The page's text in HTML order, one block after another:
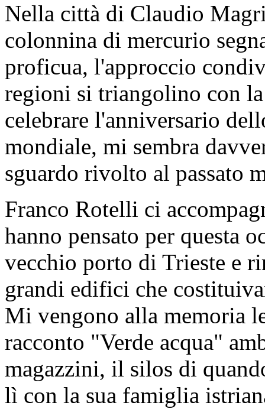
Nella città di Claudio
colonnina di mercurio
proficua, l'approccio
regioni si triangolino con
celebrare l'anniversario
mondiale, mi sembra
sguardo rivolto al passato
Franco Rotelli ci
hanno pensato per questa
vecchio porto di Trieste e
grandi edifici che
Mi vengono alla memoria
racconto "Verde acqua"
magazzini, il silos di
lì con la sua famiglia